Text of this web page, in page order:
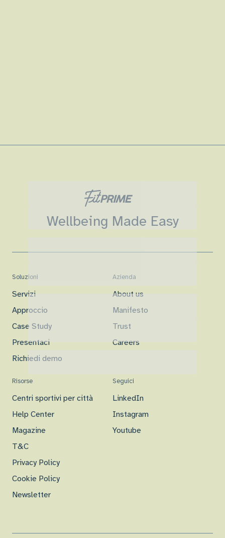
Wellbeing Made Easy
Soluzioni
Servizi
Approccio
Case Study
Presentaci
Richiedi demo
Azienda
About us
Manifesto
Trust
Careers
Risorse
Centri sportivi per città
Help Center
Magazine
T&C
Privacy Policy
Cookie Policy
Newsletter
Seguici
LinkedIn
Instagram
Youtube